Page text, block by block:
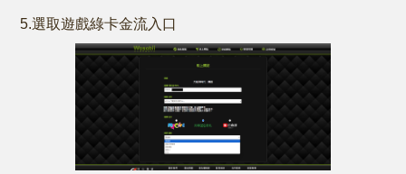
5.選取遊戲綠卡金流入口